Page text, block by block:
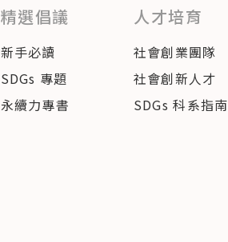
精選倡議
新手必讀
SDGs 專題
永續力專書
人才培育
社會創業團隊
社會創新人才
SDGs 科系指南